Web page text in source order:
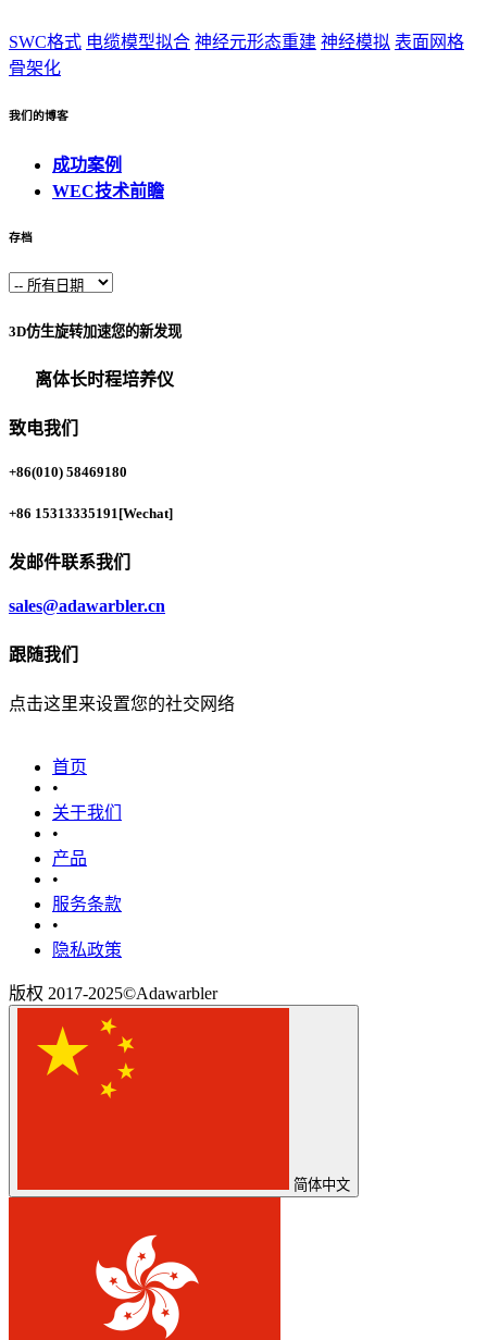
SWC格式 电缆模型拟合 神经元形态重建 神经模拟 表面网格
骨架化
我们的博客
成功案例
WEC技术前瞻
存档
3D仿生旋转加速您的新发现
离体长时程培养仪
致电我们
+86(010) 58469180
+86 15313335191[Wechat]
发邮件联系我们
sales@adawarbler.cn
跟随我们
点击这里来设置您的社交网络
首页
•
关于我们
•
产品
•
‎服务条款‎
•
隐私政策
版权 2017-2025©Adawarbler
简体中文